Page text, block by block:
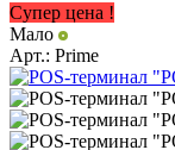
Супер цена !
Мало
Арт.: Prime